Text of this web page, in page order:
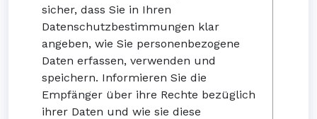
sicher, dass Sie in Ihren
Datenschutzbestimmungen klar
angeben, wie Sie personenbezogene
Daten erfassen, verwenden und
speichern. Informieren Sie die
Empfänger über ihre Rechte bezüglich
ihrer Daten und wie sie diese